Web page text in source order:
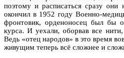
поэтому и расписаться сразу
окончил в 1952 году Военно-
фронтовик, орденоносец был бы
курса. И уехали, оборвав все
Ведь «отец народов» в это время
живущим теперь всё сложнее и